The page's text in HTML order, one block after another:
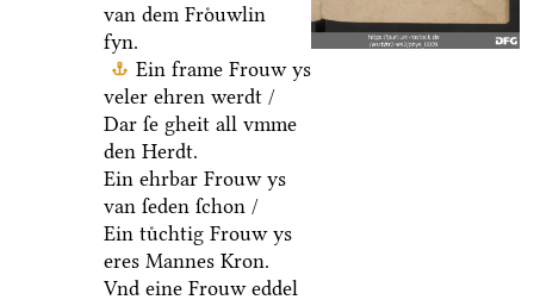
van dem Froͤuwlin
fyn.
Ein frame Frouw ys
veler ehren werdt /
Dar ſe gheit all vmme
den Herdt.
Ein ehrbar Frouw ys
van ſeden ſchon /
Ein tuͤchtig Frouw ys
eres Mannes Kron.
Vnd eine Frouw eddel